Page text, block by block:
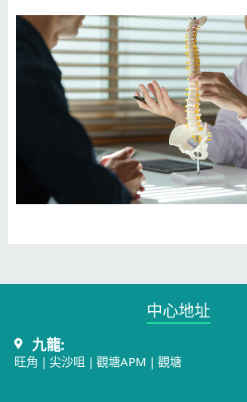
中心地址​
九龍:
旺角 | 尖沙咀 | 觀塘APM | 觀塘